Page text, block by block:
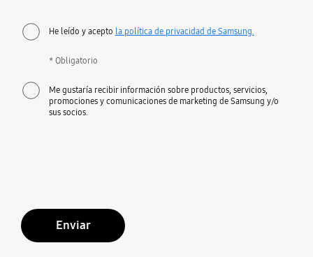
He leído y acepto la política de privacidad de Samsung.
* Obligatorio
Me gustaría recibir información sobre productos, servicios,
promociones y comunicaciones de marketing de Samsung y/o
sus socios.
Enviar